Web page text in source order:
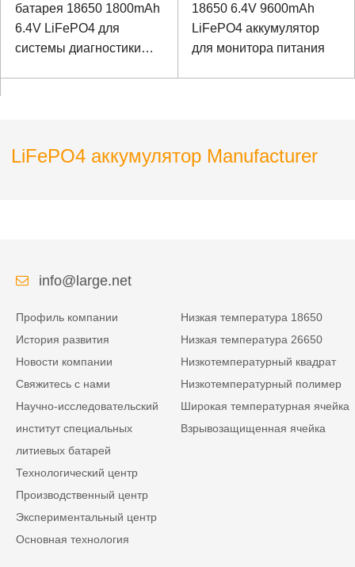
батарея 18650 1800mAh
6.4V LiFePO4 для
системы диагностики
18650 6.4V 9600mAh
LiFePO4 аккумулятор
для монитора питания
LiFePO4 аккумулятор Manufacturer
info@large.net
Профиль компании
История развития
Новости компании
Свяжитесь с нами
Научно-исследовательский
институт специальных
литиевых батарей
Технологический центр
Производственный центр
Экспериментальный центр
Основная технология
Низкая температура 18650
Низкая температура 26650
Низкотемпературный квадрат
Низкотемпературный полимер
Широкая температурная ячейка
Взрывозащищенная ячейка